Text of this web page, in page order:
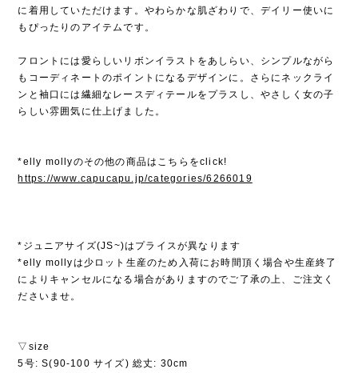
に着用していただけます。やわらかな肌ざわりで、デイリー使いに
もぴったりのアイテムです。
フロントには愛らしいリボンイラストをあしらい、シンプルながら
もコーディネートのポイントになるデザインに。さらにネックライ
ンと袖口には繊細なレースディテールをプラスし、やさしく女の子
らしい雰囲気に仕上げました。
*elly mollyのその他の商品はこちらをclick!
https://www.capucapu.jp/categories/6266019
*ジュニアサイズ(JS~)はプライスが異なります
*elly mollyは少ロット生産のため入荷にお時間頂く場合や生産終了
によりキャンセルになる場合がありますのでご了承の上、ご注文く
ださいませ。
▽size
5号: S(90-100 サイズ) 総丈: 30cm